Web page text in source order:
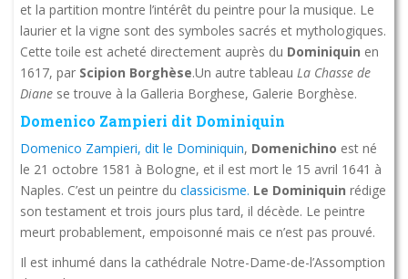
et la partition montre l’intérêt du peintre pour la musique. Le
laurier et la vigne sont des symboles sacrés et mythologiques.
Cette toile est acheté directement auprès du Dominiquin en
1617, par Scipion Borghèse.Un autre tableau La Chasse de
Diane se trouve à la Galleria Borghese, Galerie Borghèse.
Domenico Zampieri dit Dominiquin
Domenico Zampieri, dit le Dominiquin, Domenichino est né
le 21 octobre 1581 à Bologne, et il est mort le 15 avril 1641 à
Naples. C’est un peintre du classicisme. Le Dominiquin rédige
son testament et trois jours plus tard, il décède. Le peintre
meurt probablement, empoisonné mais ce n’est pas prouvé.
Il est inhumé dans la cathédrale Notre-Dame-de-l’Assomption